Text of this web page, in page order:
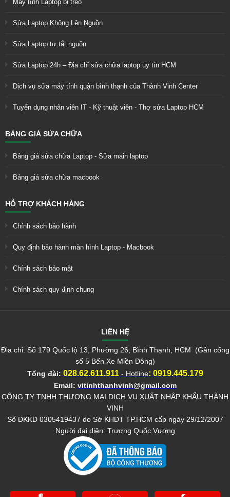
Máy tính Laptop bị treo
Sửa Laptop Không Lên Nguồn
Sửa Laptop tự tắt nguồn
Sửa Laptop 24h – Địa chỉ sửa chữa laptop uy tín HCM
Dịch vụ sửa máy tính quận bình thạnh của Thành Vinh Center
Tuyển dụng nhân viên IT - Kỹ thuật viên - Thợ sửa Laptop HCM
BẢNG GIÁ SỬA CHỮA
Bảng giá sửa chữa Laptop - Sửa main laptop
Bảng giá sửa chữa macbook
HỖ TRỢ KHÁCH HÀNG
Chính sách bảo hành
Quy định bảo hành màn hình Laptop - Macbook
Chính sách bảo mật
Chính sách quy định chung
LIÊN HỆ
Địa chỉ: Số 179 Quốc lộ 13, Phường 26, Bình Thạnh, HCM (Gần cổng
số 5 Bến Xe Miền Đông)
Tổng đài: 028.62.611.911 - Hotline: 0919.445.179
Email: vitinhthanhvinh@gmail.com
CÔNG TY TNHH THƯƠNG MẠI DỊCH VỤ XUẤT NHẬP KHẨU THÀNH
VINH
Số ĐKKD 0305419437 do Sở KHĐT TP.HCM cấp ngày 29/12/2007
Người đại diện: Trương Quốc Vương